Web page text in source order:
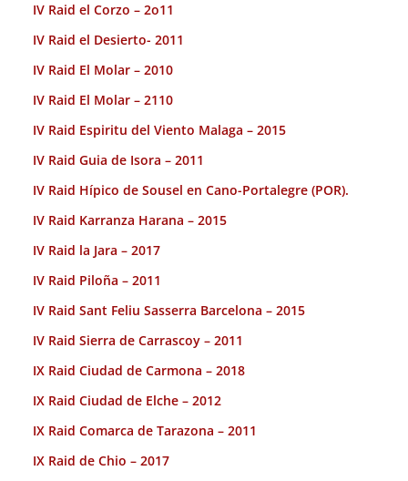
IV Raid el Corzo – 2o11
IV Raid el Desierto- 2011
IV Raid El Molar – 2010
IV Raid El Molar – 2110
IV Raid Espiritu del Viento Malaga – 2015
IV Raid Guia de Isora – 2011
IV Raid Hípico de Sousel en Cano-Portalegre (POR).
IV Raid Karranza Harana – 2015
IV Raid la Jara – 2017
IV Raid Piloña – 2011
IV Raid Sant Feliu Sasserra Barcelona – 2015
IV Raid Sierra de Carrascoy – 2011
IX Raid Ciudad de Carmona – 2018
IX Raid Ciudad de Elche – 2012
IX Raid Comarca de Tarazona – 2011
IX Raid de Chio – 2017